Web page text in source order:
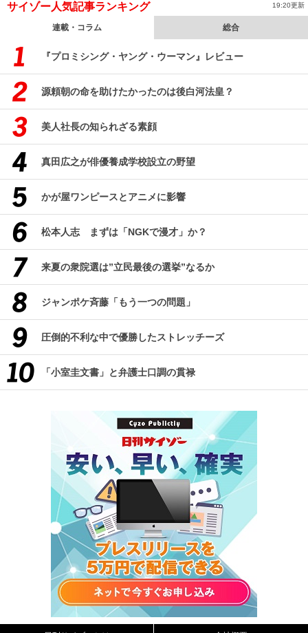
サイゾー人気記事ランキング 19:20更新
連載・コラム 総合
『プロミシング・ヤング・ウーマン』レビュー
源頼朝の命を助けたかったのは後白河法皇？
美人社長の知られざる素顔
真田広之が俳優養成学校設立の野望
かが屋ワンピースとアニメに影響
松本人志 まずは「NGKで漫才」か？
来夏の衆院選は”立民最後の選挙”なるか
ジャンポケ斉藤「もう一つの問題」
圧倒的不利な中で優勝したストレッチーズ
「小室圭文書」と弁護士口調の貫禄